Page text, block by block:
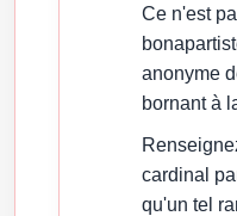
Ce n'est
anonyme
bornant à
cardinal
qu'un tel